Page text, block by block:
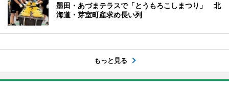
墨田・あづまテラスで「とうもろこしまつり」 北
海道・芽室町産求め長い列
もっと見る